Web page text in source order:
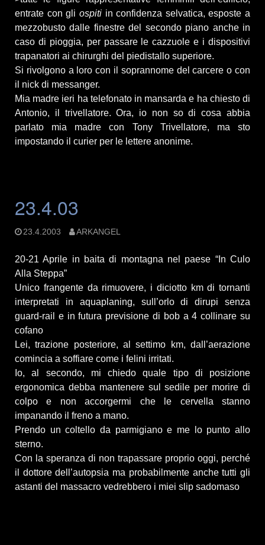
entrate con gli ospiti in confidenza selvatica, esposte a
mezzobusto dalle finestre del secondo piano anche in
caso di pioggia, per passare le cazzuole e i dispositivi
trapanatori ai chirurghi del piedistallo superiore.
Si rivolgono a loro con il soprannome del carcere o con
il nick di messanger.
Mia madre ieri ha telefonato in mansarda e ha chiesto di
Antonio, il trivellatore. Ora, io non so di cosa abbia
parlato mia madre con Tony Trivellatore, ma sto
impostando il curier per le lettere anonime.
23.4.03
23.4.2003 ARKANGEL
20-21 Aprile in baita di montagna nel paese “In Culo
Alla Steppa”
Unico frangente da rimuovere, i diciotto km di tornanti
interpretati in aquaplaning, sull’orlo di dirupi senza
guard-rail e in futura previsione di bob a 4 collinare su
cofano
Lei, trazione posteriore, al settimo km, dall’aerazione
comincia a soffiare come i felini irritati.
Io, al secondo, mi chiedo quale tipo di posizione
ergonomica debba mantenere sul sedile per morire di
colpo e non accorgermi che le cervella stanno
impanando il freno a mano.
Prendo un coltello da parmigiano e me lo punto allo
sterno.
Con la speranza di non trapassare proprio oggi, perché
il dottore dell’autopsia ma probabilmente anche tutti gli
astanti del massacro vedrebbero i miei slip sadomaso